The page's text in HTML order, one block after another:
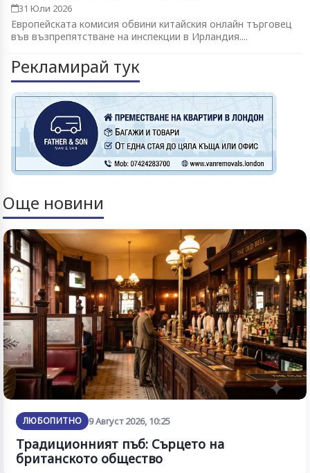
31 Юли 2026
Европейската комисия обвини китайския онлайн търговец
във възпрепятстване на инспекции в Ирландия....
Рекламирай тук
Още новини
ЛЮБОПИТНО 9 Август 2026, 10:25
Традиционният пъб: Сърцето на
британското общество